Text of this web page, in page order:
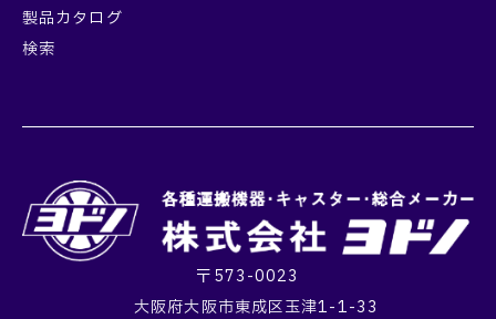
製品カタログ
検索
〒573-0023
大阪府大阪市東成区玉津1-1-33